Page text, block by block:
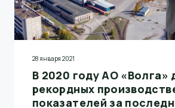
28 января 2021
В 2020 году АО «Волга»
рекордных
показателей за